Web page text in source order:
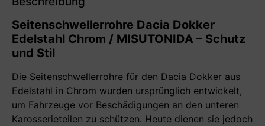
Seitenschwellerrohre Dacia Dokker
Edelstahl Chrom / MISUTONIDA – Schutz
und Stil
Die Seitenschwellerrohre für den Dacia Dokker aus
Edelstahl in Chrom wurden ursprünglich entwickelt,
um Fahrzeuge vor Beschädigungen an den unteren
Karosserieteilen zu schützen. Heute dienen sie jedoch